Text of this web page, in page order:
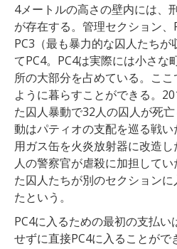
4メートルの高さの壁内には、
が存在する。管理セクション、
PC3（最も暴力的な囚人たち
てPC4。PC4は実際には小さな
所の大部分を占めている。こ
ように暮らすことができる。
た囚人暴動で32人の囚人が死
動はパティオの支配を巡る戦
用ガス缶を火炎放射器に改造
人の警察官が虐殺に加担して
た囚人たちが別のセクション
たという。
PC4に入るための最初の支払い
せずに直接PC4に入ることがで